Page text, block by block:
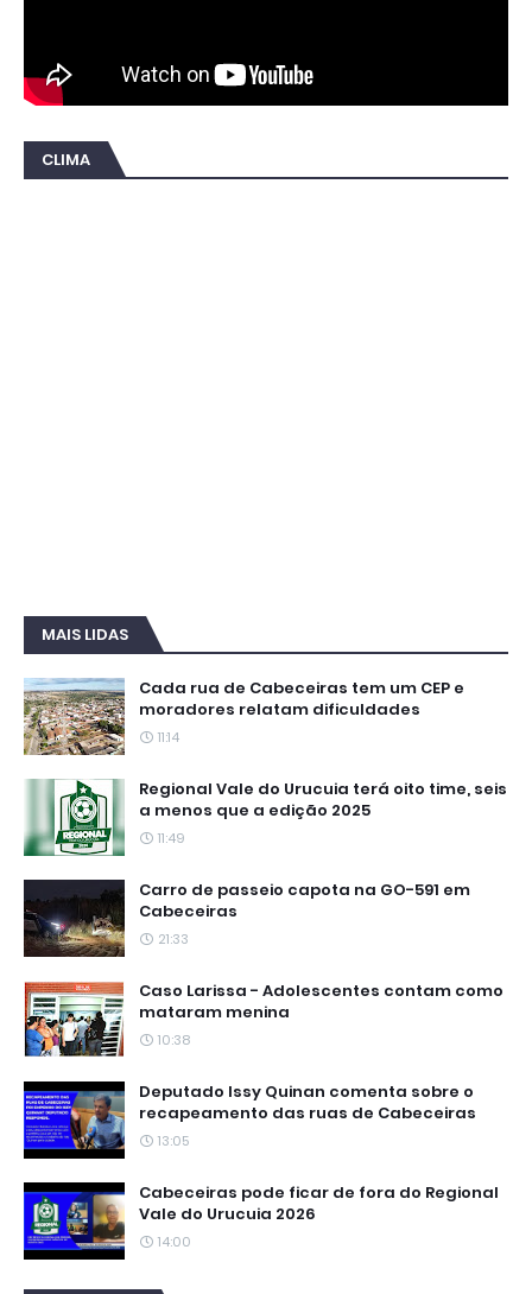
CLIMA
MAIS LIDAS
Cada rua de Cabeceiras tem um CEP e
moradores relatam dificuldades
11:14
Regional Vale do Urucuia terá oito time, seis
a menos que a edição 2025
11:49
Carro de passeio capota na GO-591 em
Cabeceiras
21:33
Caso Larissa - Adolescentes contam como
mataram menina
10:38
Deputado Issy Quinan comenta sobre o
recapeamento das ruas de Cabeceiras
13:05
Cabeceiras pode ficar de fora do Regional
Vale do Urucuia 2026
14:00